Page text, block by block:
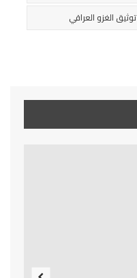
توثيق الغزو العراقي